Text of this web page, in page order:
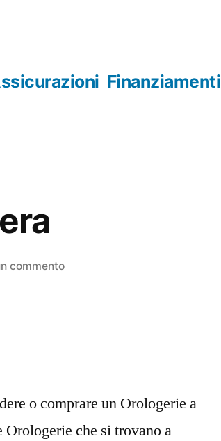
Finanziamenti
commentosu
o comprare un Orologerie a
che si trovano a